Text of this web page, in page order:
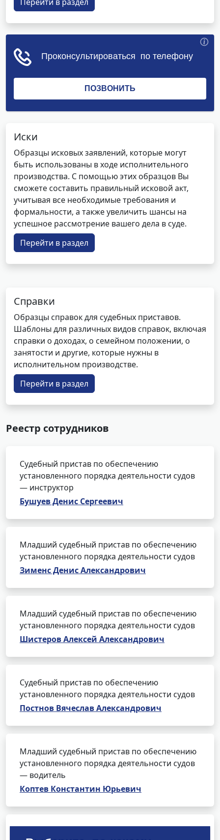
Иски
Образцы исковых заявлений, которые могут
быть использованы в ходе исполнительного
производства. С помощью этих образцов Вы
сможете составить правильный исковой акт,
учитывая все необходимые требования и
формальности, а также увеличить шансы на
успешное рассмотрение вашего дела в суде.
Перейти в раздел
Справки
Образцы справок для судебных приставов.
Шаблоны для различных видов справок, включая
справки о доходах, о семейном положении, о
занятости и другие, которые нужны в
исполнительном производстве.
Перейти в раздел
Реестр сотрудников
Судебный пристав по обеспечению
установленного порядка деятельности судов
— инструктор
Бушуев Денис Сергеевич
Младший судебный пристав по обеспечению
установленного порядка деятельности судов
Зименс Денис Александрович
Младший судебный пристав по обеспечению
установленного порядка деятельности судов
Шистеров Алексей Александрович
Судебный пристав по обеспечению
установленного порядка деятельности судов
Постнов Вячеслав Александрович
Младший судебный пристав по обеспечению
установленного порядка деятельности судов
— водитель
Коптев Константин Юрьевич